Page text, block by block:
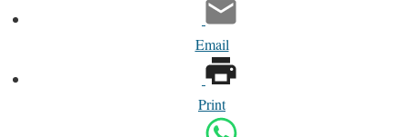
Email
Print